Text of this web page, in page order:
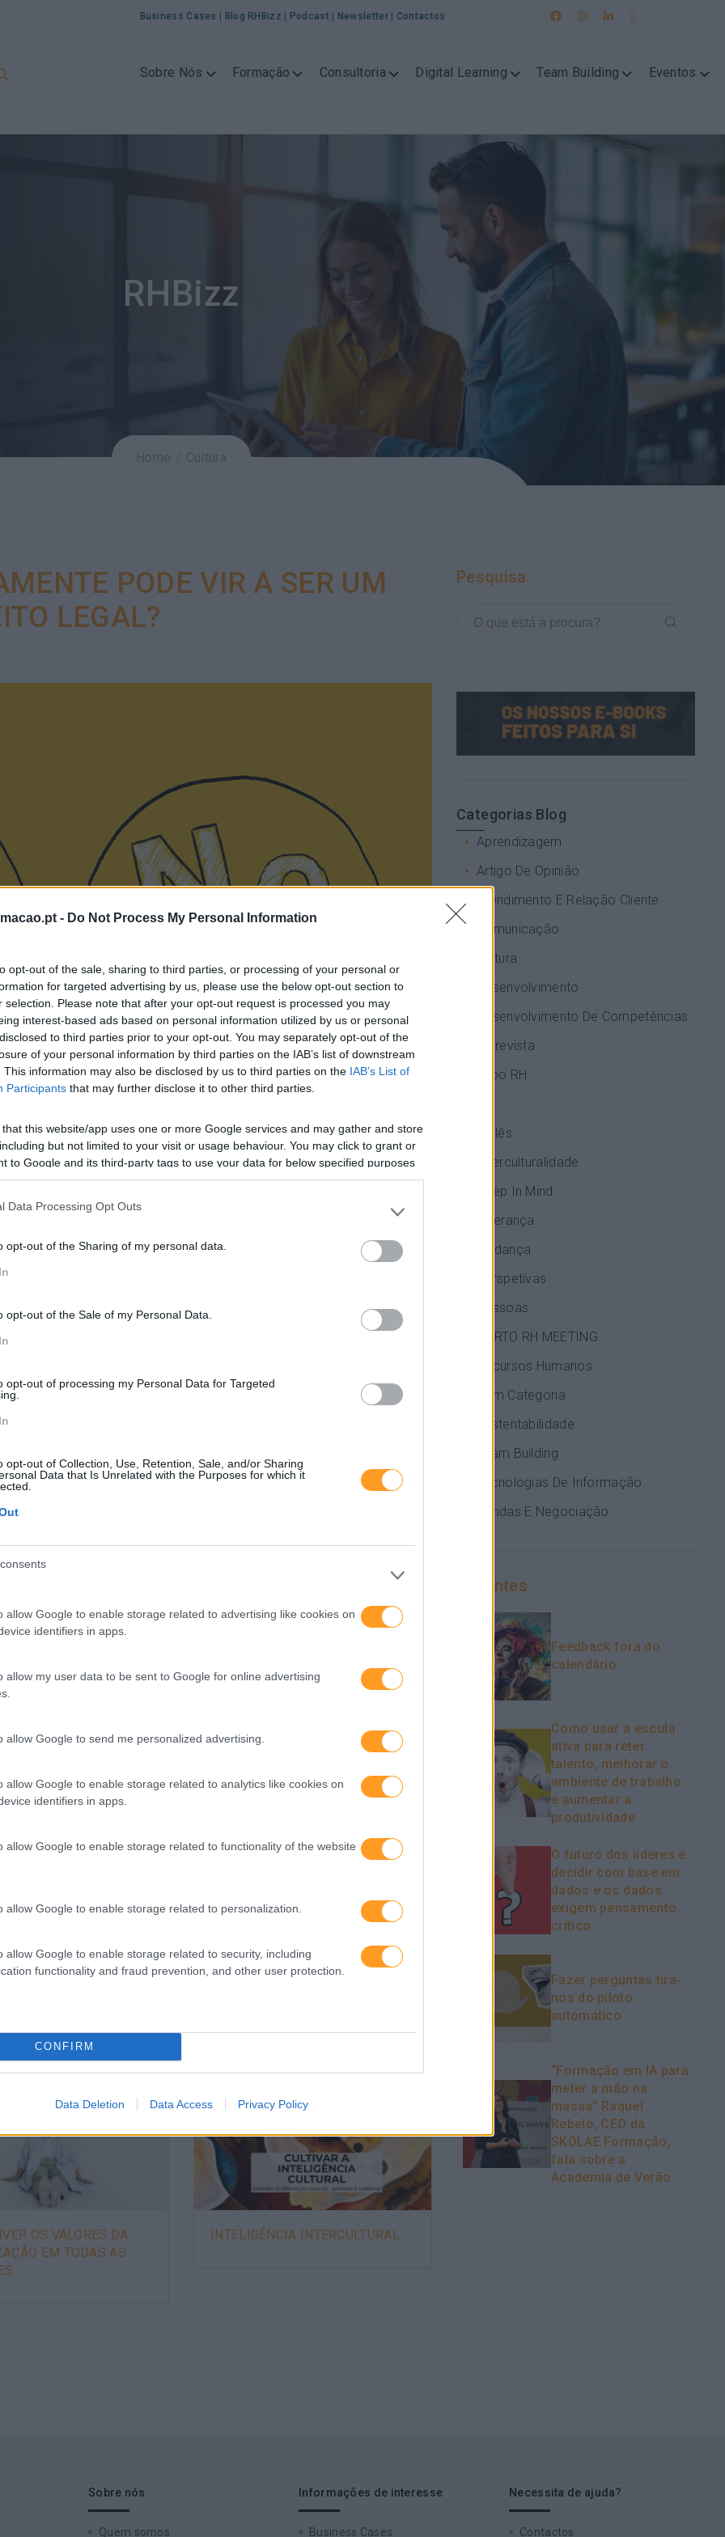
- Do Not Process My Personal Information
opt-out of the sale, sharing to third parties, or processing of your personal or
for targeted advertising by us, please use the below opt-out section to
selection. Please note that after your opt-out request is processed you may
interest-based ads based on personal information utilized by us or personal
to third parties prior to your opt-out. You may separately opt-out of the
of your personal information by third parties on the IAB’s list of downstream
This information may also be disclosed by us to third parties on the IAB’s List of
Participants that may further disclose it to other third parties.
that this website/app uses one or more Google services and may gather and store
but not limited to your visit or usage behaviour. You may click to grant or
to Google and its third-party tags to use your data for below specified purposes
consent section.
Data Processing Opt Outs
opt-out of the Sharing of my personal data.
opt-out of the Sale of my Personal Data.
opt-out of processing my Personal Data for Targeted
opt-out of Collection, Use, Retention, Sale, and/or Sharing
Data that Is Unrelated with the Purposes for which it
allow Google to enable storage related to advertising like cookies on
identifiers in apps.
allow my user data to be sent to Google for online advertising
allow Google to send me personalized advertising.
allow Google to enable storage related to analytics like cookies on
identifiers in apps.
allow Google to enable storage related to functionality of the website
allow Google to enable storage related to personalization.
allow Google to enable storage related to security, including
functionality and fraud prevention, and other user protection.
CONFIRM
Data Deletion Data Access Privacy Policy
Business Cases Blog RHBizz Podcast Newsletter| Contactos
Sobre Nós Formação Consultoria Digital Learning Team Building Eventos
RHBizz
PODE VIR A SER UM
LEGAL?
diz que sim
parlamento da Holanda
que, as funções que desempenham assim o permitam. O que, na
à aprovação do Senado holandês, obriga os empregadores a
casa, desde que as suas funções o permitam.
de sindicatos de empregados e empregadores”,
disse Steven
antes do verão.”
e para muitos já era uma opção, a verdade é que os anos de
de trabalho. Hoje tudo está em aberto e é posto à discussão,
empresas já o estão a fazer e a elas juntam-se agora decisões
na captação de talento, obrigam também a uma agilidade e até
cativem as pessoas. E, para muitos colaboradores, o trabalho
se querem ou não ser parte de uma empresa.
também tem o outro lado. Ouvimos em simultâneo a voz de
com o trabalho remoto. Preferem a dinâmica experienciada no
entre colegas e facilita a construção de laços fortes com a cultura da
Veja-se a posição assumida por Elon Musk, que recentemente fez
trabalho presencial ou o melhor seria abandonarem a empresa. Na
opção.
aqui
Seguinte
Z PORTUGUESAS
OS VALORES DA
EM TODAS AS
INTELIGÊNCIA INTERCULTURAL
Pesquisa
Categorias Blog
Aprendizagem
Artigo De Opinião
Atendimento E Relação Cliente
Comunicação
Cultura
Desenvolvimento
Desenvolvimento De Competências
Entrevista
Expo RH
Inglês
Interculturalidade
Keep In Mind
Liderança
Mudança
Perspetivas
Pessoas
PORTO RH MEETING
Recursos Humanos
Sem Categoria
Sustentabilidade
Team Building
Tecnologias De Informação
Vendas E Negociação
Recentes
Feedback fora do
calendário
Como usar a escuta
ativa para reter
talento, melhorar o
ambiente de trabalho
e aumentar a
produtividade
O futuro dos líderes é
decidir com base em
dados e os dados
exigem pensamento
crítico
Fazer perguntas tira-
nos do piloto
automático
“Formação em IA para
meter a mão na
massa” Raquel
Rebelo, CEO da
SKOLAE Formação,
fala sobre a
Academia de Verão
Sobre nós
Quem somos
Informações de interesse
Business Cases
Necessita de ajuda?
Contactos